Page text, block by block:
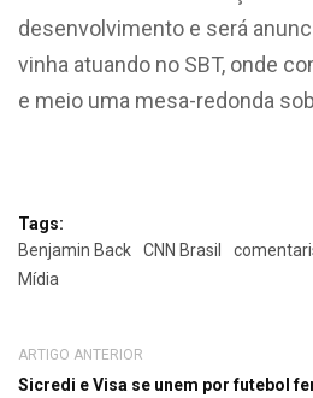
desenvolvimento e será
vinha atuando no SBT, onde
e meio uma mesa-redonda
Tags:
Benjamin Back
CNN Brasil
Mídia
ARTIGO ANTERIOR
Sicredi e Visa se unem por futebol